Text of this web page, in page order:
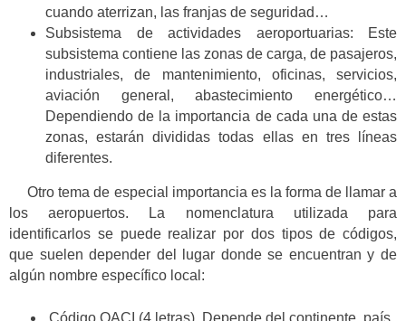
cuando aterrizan, las franjas de seguridad…
Subsistema de actividades aeroportuarias: Este
subsistema contiene las zonas de carga, de pasajeros,
industriales, de mantenimiento, oficinas, servicios,
aviación general, abastecimiento energético…
Dependiendo de la importancia de cada una de estas
zonas, estarán divididas todas ellas en tres líneas
diferentes.
Otro tema de especial importancia es la forma de llamar a
los aeropuertos. La nomenclatura utilizada para
identificarlos se puede realizar por dos tipos de códigos,
que suelen depender del lugar donde se encuentran y de
algún nombre específico local:
Código OACI (4 letras). Depende del continente, país